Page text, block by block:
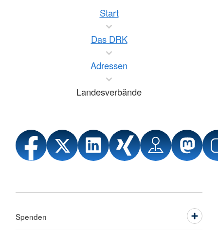
Start
Das DRK
Adressen
Landesverbände
Spenden